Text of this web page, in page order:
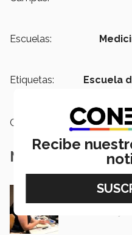
Escuelas:
Etiquetas:
Escuela
Categoría:
Notas
En la ONU:
Recibe